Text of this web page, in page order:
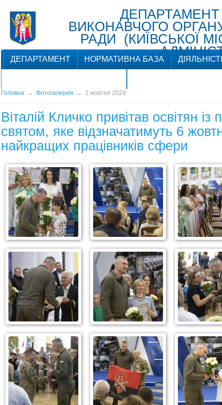
ВИКОНАВЧОГО
РАДИ (КИЇВСЬКОЇ
ДЕПАРТАМЕНТ НОРМАТИВНА БАЗА
Головна→ Фотогалерея → 2 жовтня 2024
Віталій Кличко привітав освітян
святом, яке відзначатимуть 6
найкращих працівників сфери